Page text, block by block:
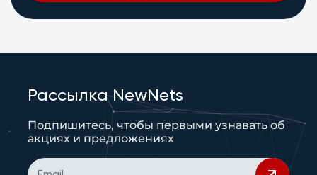
Рассылка NewNets
Подпишитесь, чтобы первыми узнавать об
акциях и предложениях